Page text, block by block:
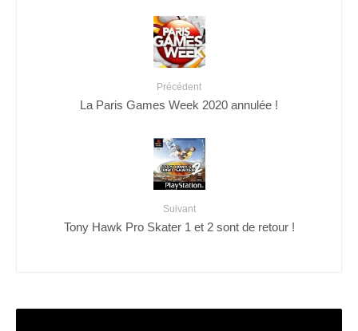
Précédent
La Paris Games Week 2020 annulée !
Suivant
Tony Hawk Pro Skater 1 et 2 sont de retour !